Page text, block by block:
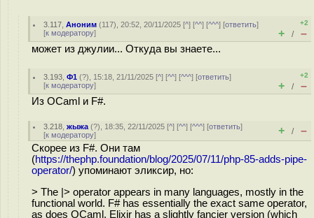
3.117 ,Аноним (117), 20:52, 20/11/2025 [^] [^^] [^^^] [ответить]
[к модератору]
+2
+ / –
может из джулии... Откуда вы знаете...
3.193 ,Ф1 (?), 15:18, 21/11/2025 [^] [^^] [^^^] [ответить]
[к модератору]
+2
+ / –
Из OСaml и F#.
3.218 ,жыжа (?), 18:35, 22/11/2025 [^] [^^] [^^^] [ответить]
[к модератору] + / –
Скорее из F#. Они там
(https://thephp.foundation/blog/2025/07/11/php-85-adds-pipe-
operator/) упоминают эликсир, но:
> The |> operator appears in many languages, mostly in the
functional world. F# has essentially the exact same operator,
as does OCaml. Elixir has a slightly fancier version (which